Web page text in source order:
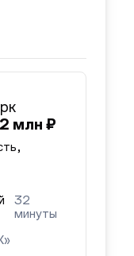
млн ₽
32
минуты